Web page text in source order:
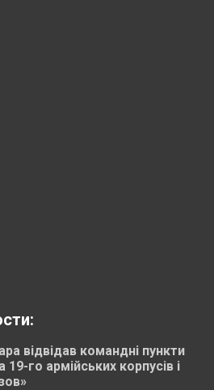
відвідав командні пункти
го армійських корпусів і